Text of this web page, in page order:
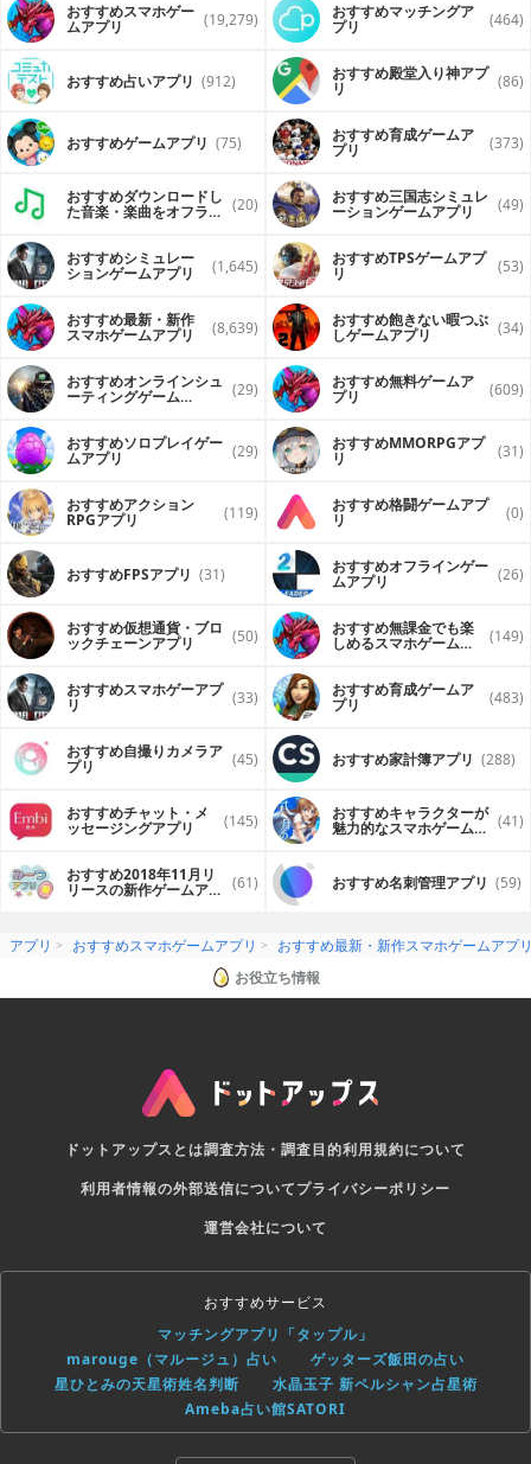
おすすめスマホゲー
ムアプリ (19,279) おすすめマッチングア
プリ (464)
おすすめ占いアプリ (912) おすすめ殿堂入り神アプ
リ (86)
おすすめゲームアプリ (75) おすすめ育成ゲームア
プリ (373)
おすすめダウンロードし
た音楽・楽曲をオフライ (20) おすすめ三国志シミュレ
ーションゲームアプリ (49)
おすすめシミュレー
ションゲームアプリ (1,645) おすすめTPSゲームアプ
リ (53)
おすすめ最新・新作
スマホゲームアプリ (8,639) おすすめ飽きない暇つぶ
しゲームアプリ (34)
おすすめオンラインシュ
ーティングゲーム (29) おすすめ無料ゲームア
プリ (609)
おすすめソロプレイゲー
ムアプリ (29) おすすめ MMORPGアプ
リ (31)
おすすめアクション
RPGアプリ (119) おすすめ格闘ゲームアプ
リ (0)
おすすめFPSアプリ (31) おすすめオフラインゲー
ムアプリ (26)
おすすめ仮想通貨・ブロ
ックチェーンアプリ (50) おすすめ無課金でも楽
しめるスマホゲームア (149)
おすすめスマホゲーアプ
リ (33) おすすめ育成ゲームア
プリ (483)
おすすめ自撮りカメラア
プリ (45) おすすめ家計簿アプリ (288)
おすすめチャット・メ
ッセージングアプリ (145) おすすめキャラクターが
魅力的なスマホゲームア (41)
おすすめ2018年11月リ
リースの新作ゲームアプ (61) おすすめ名刺管理アプリ (59)
アプリ おすすめスマホゲームアプリ
おすすめ最新・新作スマホゲームアプ
お役立ち情報
ドットアップスとは調査方法・調査目的利用規約について
利用者情報の外部送信についてプライバシーポリシー
運営会社について
おすすめサービス
マッチングアプリ「タップル」
marouge（マルージュ）占い
ゲッターズ飯田の占い
星ひとみの天星術姓名判断
水晶玉子 新ペルシャン占星術
Ameba占い館SATORI